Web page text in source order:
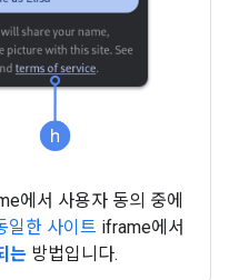
에서 사용자 동의 중에
일한 사이트 iframe에서
는 방법입니다.